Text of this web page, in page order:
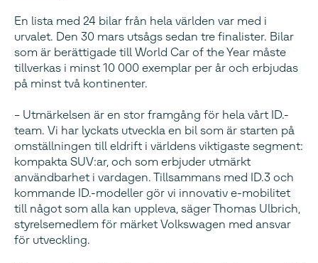
En lista med 24 bilar från hela världen var med i
urvalet. Den 30 mars utsågs sedan tre finalister. Bilar
som är berättigade till World Car of the Year måste
tillverkas i minst 10 000 exemplar per år och erbjudas
på minst två kontinenter.
– Utmärkelsen är en stor framgång för hela vårt ID.-
team. Vi har lyckats utveckla en bil som är starten på
omställningen till eldrift i världens viktigaste segment:
kompakta SUV:ar, och som erbjuder utmärkt
användbarhet i vardagen. Tillsammans med ID.3 och
kommande ID.-modeller gör vi innovativ e-mobilitet
till något som alla kan uppleva, säger Thomas Ulbrich,
styrelsemedlem för märket Volkswagen med ansvar
för utveckling.